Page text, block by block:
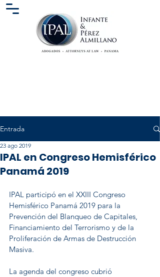
Entrada
IPAL en Congreso Hemisférico
Panamá 2019
23 ago 2019
IPAL participó en el XXIII Congreso
Hemisférico Panamá 2019 para la
Prevención del Blanqueo de Capitales,
Financiamiento del Terrorismo y de la
Proliferación de Armas de Destrucción
Masiva.
La agenda del congreso cubrió